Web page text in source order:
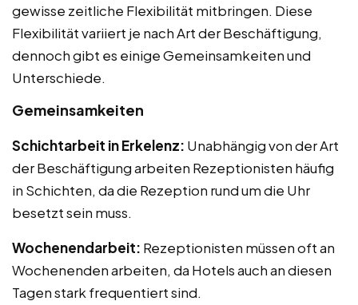
gewisse zeitliche Flexibilität mitbringen. Diese
Flexibilität variiert je nach Art der Beschäftigung,
dennoch gibt es einige Gemeinsamkeiten und
Unterschiede.
Gemeinsamkeiten
Schichtarbeit in Erkelenz: Unabhängig von der Art
der Beschäftigung arbeiten Rezeptionisten häufig
in Schichten, da die Rezeption rund um die Uhr
besetzt sein muss.
Wochenendarbeit: Rezeptionisten müssen oft an
Wochenenden arbeiten, da Hotels auch an diesen
Tagen stark frequentiert sind.